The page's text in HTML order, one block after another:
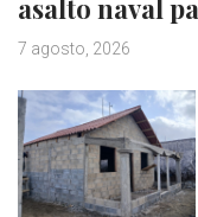
asalto naval
7 agosto, 2026